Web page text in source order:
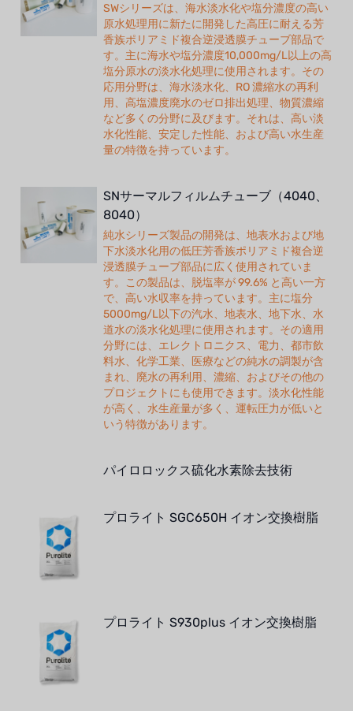
SWシリーズは、海水淡水化や塩分濃度の高い
原水処理用に新たに開発した高圧に耐える芳
香族ポリアミド複合逆浸透膜チューブ部品で
す。主に海水や塩分濃度10,000mg/L以上の高
塩分原水の淡水化処理に使用されます。その
応用分野は、海水淡水化、RO 濃縮水の再利
用、高塩濃度廃水のゼロ排出処理、物質濃縮
など多くの分野に及びます。それは、高い淡
水化性能、安定した性能、および高い水生産
量の特徴を持っています。
SNサーマルフィルムチューブ（4040、
8040）
純水シリーズ製品の開発は、地表水および地
下水淡水化用の低圧芳香族ポリアミド複合逆
浸透膜チューブ部品に広く使用されていま
す。この製品は、脱塩率が 99.6% と高い一方
で、高い水収率を持っています。主に塩分
5000mg/L以下の汽水、地表水、地下水、水
道水の淡水化処理に使用されます。その適用
分野には、エレクトロニクス、電力、都市飲
料水、化学工業、医療などの純水の調製が含
まれ、廃水の再利用、濃縮、およびその他の
プロジェクトにも使用できます。淡水化性能
が高く、水生産量が多く、運転圧力が低いと
いう特徴があります。
パイロロックス硫化水素除去技術
プロライト SGC650H イオン交換樹脂
プロライト S930plus イオン交換樹脂